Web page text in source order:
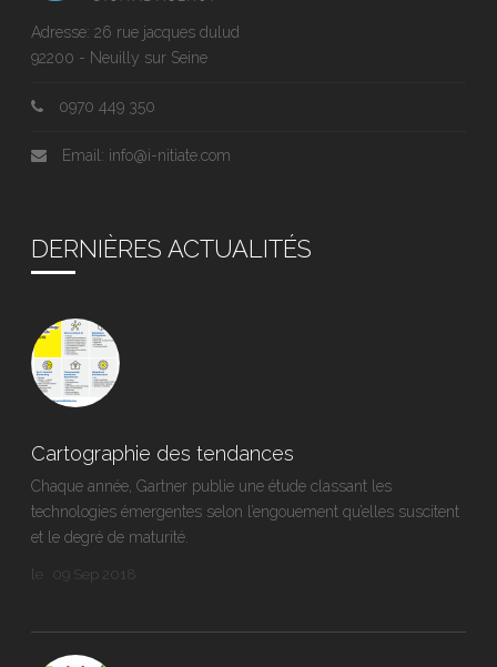
Adresse: 26 rue jacques dulud
92200 - Neuilly sur Seine
0970 449 350
Email: info@i-nitiate.com
DERNIÈRES ACTUALITÉS
Cartographie des tendances
Chaque année, Gartner publie une étude classant les
technologies émergentes selon l’engouement qu’elles suscitent
et le degré de maturité.
le 09 Sep 2018